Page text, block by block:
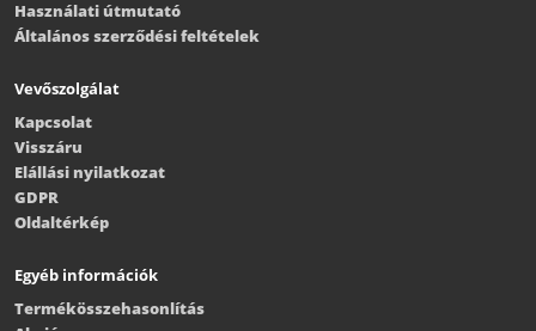
Vevőszolgálat
Visszáru
Elállási nyilatkozat
GDPR
Oldaltérkép
Egyéb információk
Akció